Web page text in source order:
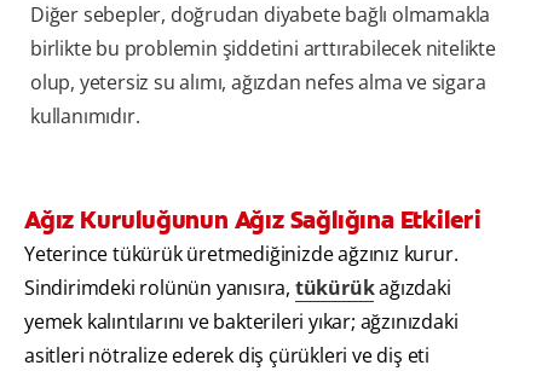
Diğer sebepler, doğrudan diyabete bağlı olmamakla
birlikte bu problemin şiddetini arttırabilecek nitelikte
olup, yetersiz su alımı, ağızdan nefes alma ve sigara
kullanımıdır.
Ağız Kuruluğunun Ağız Sağlığına Etkileri
Yeterince tükürük üretmediğinizde ağzınız kurur.
Sindirimdeki rolünün yanısıra, tükürükağızdaki
yemek kalıntılarını ve bakterileri yıkar; ağzınızdaki
asitleri nötralize ederek diş çürükleri ve diş eti